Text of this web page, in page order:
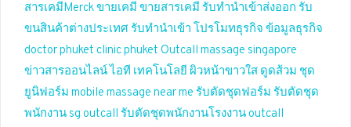
สารเคมีMerckขายเคมี ขายสารเคมี รับทำนำเข้าส่งออก รับ
ขนสินค้าต่างประเทศ รับทำนำเข้า โปรโมทธุรกิจ ข้อมูลธุรกิจ
doctor phuket clinic phuket Outcall massage singapore
ข่าวสารออนไลน์ไอที เทคโนโลยี ผิวหน้าขาวใส ดูดส้วม ชุด
ยูนิฟอร์ม mobile massage near me รับตัดชุดฟอร์ม รับตัดชุด
พนักงาน sg outcall รับตัดชุดพนักงานโรงงาน outcall